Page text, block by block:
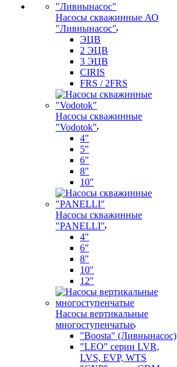
Насосы скважинные АО
"Ливнынасос"
ЭЦВ
2 ЭЦВ
3 ЭЦВ
CIRIS
FRS / 2FRS
Насосы скважинные
"Vodotok"
4"
5"
6"
8"
10"
Насосы скважинные
"PANELLI"
4"
6"
8"
10"
12"
Насосы вертикальные
многоступенчатые
"Boosta" (Ливнынасос)
"LEO" серии LVR,
LVS, EVP, WTS